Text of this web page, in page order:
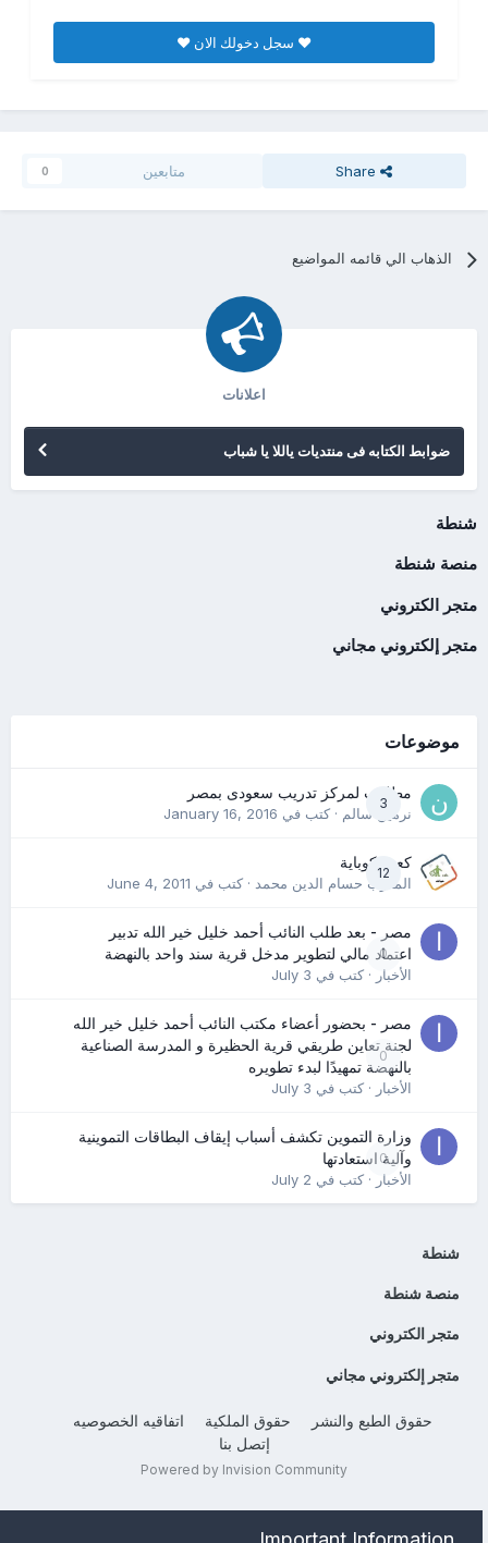
♥ سجل دخولك الان ♥
Share متابعين 0
الذهاب الي قائمه المواضيع
اعلانات
ضوابط الكتابه فى منتديات ياللا يا شباب
شنطة
منصة شنطة
متجر الكتروني
متجر إلكتروني مجاني
موضوعات
3
مطلوب لمركز تدريب سعودى بمصر
نرمين سالم· كتب في January 16, 2016
12
كعب كوباية
المدرب حسام الدين محمد· كتب في June 4, 2011
0
مصر - بعد طلب النائب أحمد خليل خير الله تدبير
اعتماد مالي لتطوير مدخل قرية سند واحد بالنهضة
الأخبار· كتب في July 3
0
مصر - بحضور أعضاء مكتب النائب أحمد خليل خير الله
لجنة تعاين طريقي قرية الحظيرة و المدرسة الصناعية
بالنهضة تمهيدًا لبدء تطويره
الأخبار· كتب في July 3
0
وزارة التموين تكشف أسباب إيقاف البطاقات التموينية
وآلية استعادتها
الأخبار· كتب في July 2
شنطة
منصة شنطة
متجر الكتروني
متجر إلكتروني مجاني
حقوق الطبع والنشر حقوق الملكية
اتفاقيه الخصوصيه
إتصل بنا
Powered by Invision Community